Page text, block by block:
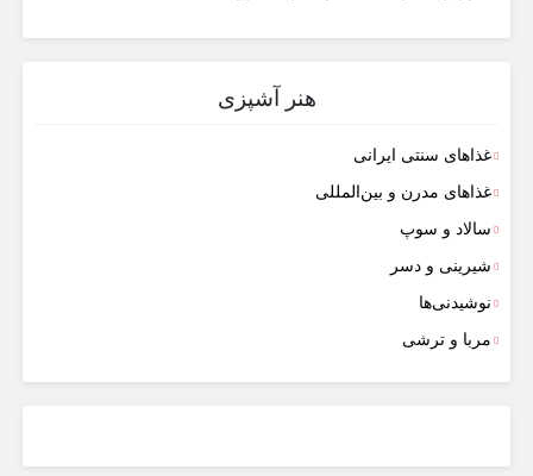
هنر آشپزی
غذاهای سنتی ایرانی
غذاهای مدرن و بین‌المللی
سالاد و سوپ
شیرینی و دسر
نوشیدنی‌ها
مربا و ترشی